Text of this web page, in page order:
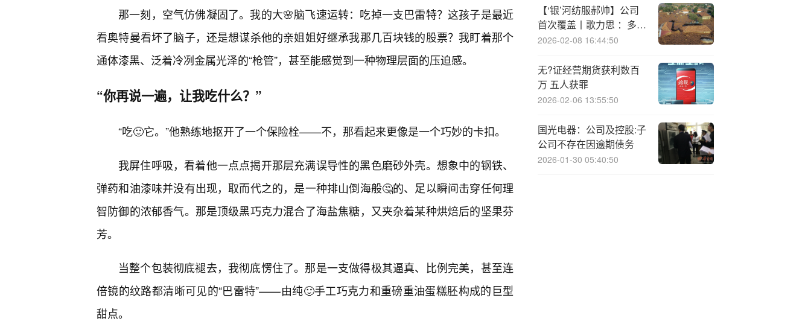
那一刻，空气仿佛凝固了。我的大🌸脑飞速运转：吃掉一支巴雷特？这孩子是最近
看奥特曼看坏了脑子，还是想谋杀他的亲姐姐好继承我那几百块钱的股票？我盯着那个
通体漆黑、泛着冷冽金属光泽的“枪管”，甚至能感觉到一种物理层面的压迫感。
“你再说一遍，让我吃什么？”
“吃🙂它。”他熟练地抠开了一个保险栓——不，那看起来更像是一个巧妙的卡扣。
我屏住呼吸，看着他一点点揭开那层充满误导性的黑色磨砂外壳。想象中的钢铁、
弹药和油漆味并没有出现，取而代之的，是一种排山倒海般🤔的、足以瞬间击穿任何理
智防御的浓郁香气。那是顶级黑巧克力混合了海盐焦糖，又夹杂着某种烘焙后的坚果芬
芳。
当整个包装彻底褪去，我彻底愣住了。那是一支做得极其逼真、比例完美，甚至连
倍镜的纹路都清晰可见的“巴雷特”——由纯🙂手工巧克力和重磅重油蛋糕胚构成的巨型
甜点。
【‘银’河纺服郝帅】公司
首次覆盖丨歌力思 ：多品
牌时尚女装集团，海外业
2026-02-08 16:44:50
无?证经营期货获利数百
万 五人获罪
2026-02-06 13:55:50
国光电器：公司及控股:子
公司不存在因逾期债务
2026-01-30 05:40:50